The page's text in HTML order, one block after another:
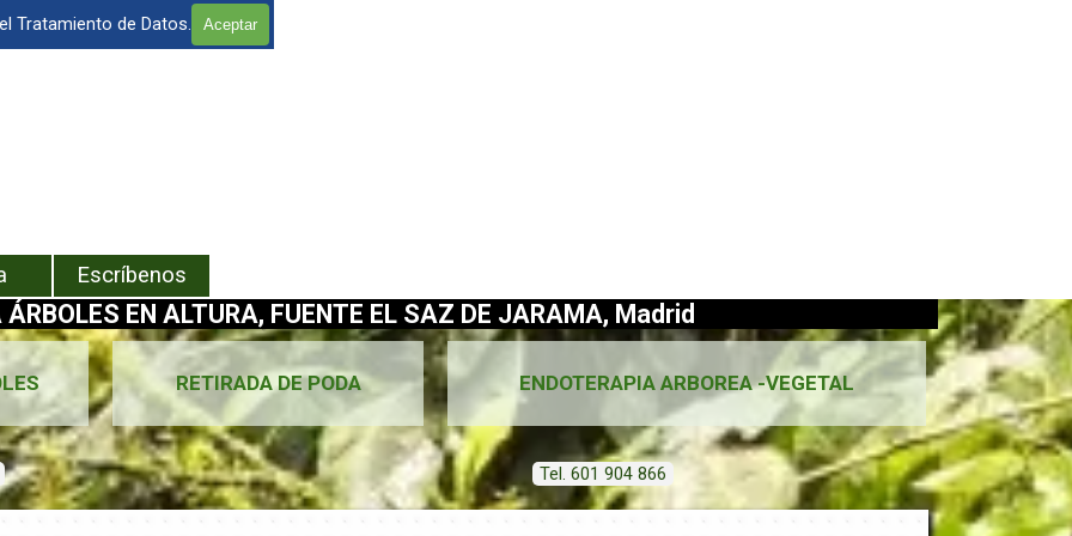
Tratamiento de Datos. Aceptar
Escríbenos
EN ALTURA, FUENTE EL SAZ DE JARAMA, Madrid
RETIRADA DE PODA ENDOTERAPIA ARBOREA -VEGETAL
Tel. 601 904 866